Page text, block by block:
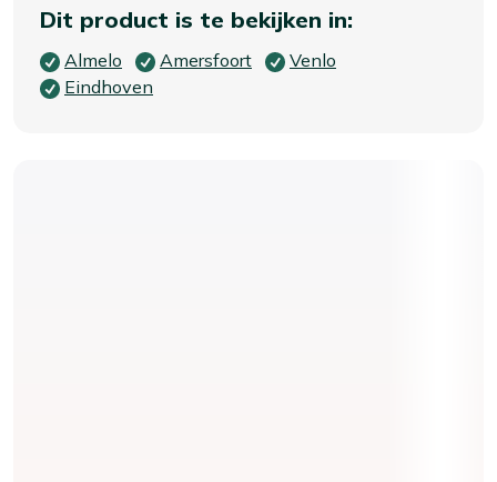
Dit product is te bekijken in:
Almelo Amersfoort
Venlo
Eindhoven